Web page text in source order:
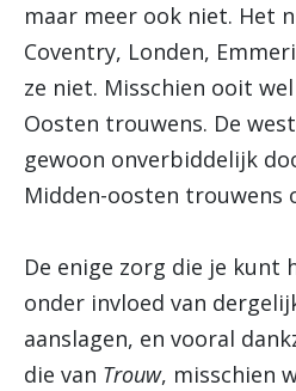
maar meer ook niet. Het
Coventry, Londen,
ze niet. Misschien ooit
Oosten trouwens. De
gewoon onverbiddelijk
Midden-oosten trouwens
De enige zorg die je kunt
onder invloed van
aanslagen, en vooral
die van Trouw, misschien